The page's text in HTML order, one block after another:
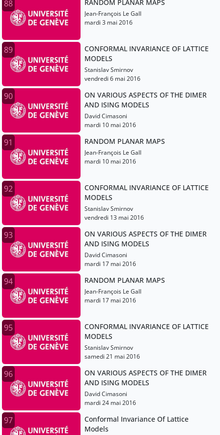
88 RANDOM PLANAR MAPS
Jean-François Le Gall
mardi 3 mai 2016
89
CONFORMAL INVARIANCE OF LATTICE
MODELS
Stanislav Smirnov
vendredi 6 mai 2016
90
ON VARIOUS ASPECTS OF THE DIMER
AND ISING MODELS
David Cimasoni
mardi 10 mai 2016
91 RANDOM PLANAR MAPS
Jean-François Le Gall
mardi 10 mai 2016
92
CONFORMAL INVARIANCE OF LATTICE
MODELS
Stanislav Smirnov
vendredi 13 mai 2016
93
ON VARIOUS ASPECTS OF THE DIMER
AND ISING MODELS
David Cimasoni
mardi 17 mai 2016
94 RANDOM PLANAR MAPS
Jean-François Le Gall
mardi 17 mai 2016
95
CONFORMAL INVARIANCE OF LATTICE
MODELS
Stanislav Smirnov
samedi 21 mai 2016
96
ON VARIOUS ASPECTS OF THE DIMER
AND ISING MODELS
David Cimasoni
mardi 24 mai 2016
97
Conformal Invariance Of Lattice
Models